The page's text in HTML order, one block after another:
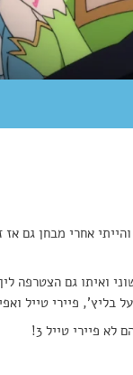
אחרי מבחן גם אז
ואיתו גם הצטרפה
פיירי טייל
פיירי טייל 3!